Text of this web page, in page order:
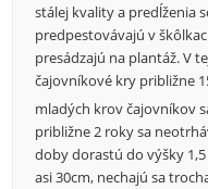
stálej kvality a predĺženia
predpestovávajú v
presádzajú na plantáž. V
čajovníkové kry približne
mladých krov čajovníkov
približne 2 roky sa
doby dorastú do výšky
asi 30cm, nechajú sa